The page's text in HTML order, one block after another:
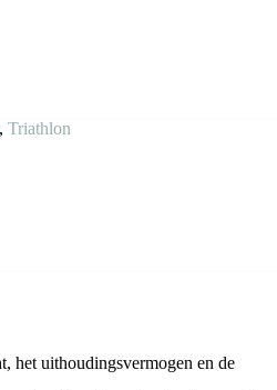
,Triathlon
het uithoudingsvermogen en de